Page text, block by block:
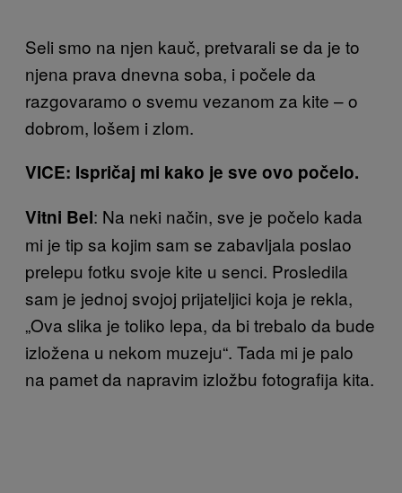
Seli smo na njen kauč, pretvarali se da je to
njena prava dnevna soba, i počele da
razgovaramo o svemu vezanom za kite – o
dobrom, lošem i zlom.
VICE: Ispričaj mi kako je sve ovo počelo.
Vitni Bel: Na neki način, sve je počelo kada
mi je tip sa kojim sam se zabavljala poslao
prelepu fotku svoje kite u senci. Prosledila
sam je jednoj svojoj prijateljici koja je rekla,
„Ova slika je toliko lepa, da bi trebalo da bude
izložena u nekom muzeju“. Tada mi je palo
na pamet da napravim izložbu fotografija kita.